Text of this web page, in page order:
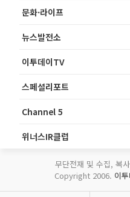
문화·라이프
뉴스발전소
이투데이TV
스페셜리포트
Channel 5
위너스IR클럽
무단전재 및 수집, 복
Copyright 2006. 이